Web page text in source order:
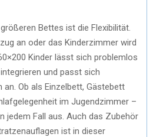
Bettes ist die Flexibilität.
an oder das Kinderzimmer wird
Kinder lässt sich problemlos
und passt sich
Ob als Einzelbett, Gästebett
im Jugendzimmer –
jedem Fall aus. Auch das Zubehör
ist in dieser